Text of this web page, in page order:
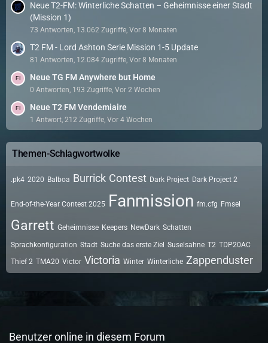
Neue T2-FM: Winterliche Schatten – Geheimnisse einer Stadt
(Mission 1)
73 Antworten, 13.062 Zugriffe, Vor 8 Monaten
T2 FM - Lord Ashton Serie Mission 1-5 Update
81 Antworten, 12.084 Zugriffe, Vor 8 Monaten
Neue TG FM Anywhere but Home
0 Antworten, 193 Zugriffe, Vor 2 Wochen
Neue T2 FM Vendemiaire
1 Antwort, 212 Zugriffe, Vor 4 Wochen
Themen-Schlagwortwolke
.pk4 2020 Balboa Burrick Contest Dark Project Dark Project 2
End-of-the-Year Contest 2025 Fanmission fm.cfg Fmsel
Garrett Geheimnisse Keepers NewDark Schatten
Sprachkonfiguration Stadt Suche das erste Ziel Suselsahne T2 TDP20AC
Thief 2 TMA20 Victor Victoria Winter Winterliche Zappenduster
Benutzer online in diesem Forum